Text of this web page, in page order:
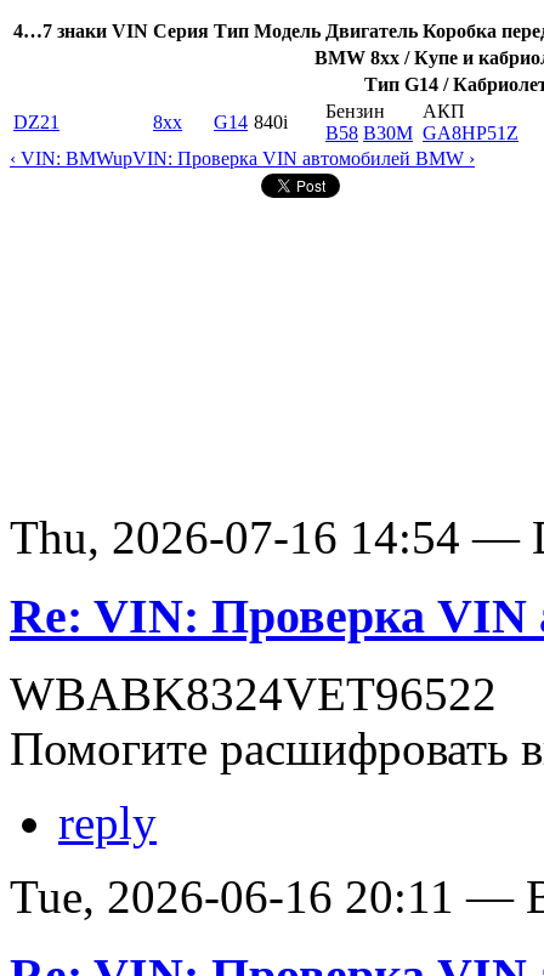
4…7 знаки VIN Серия Тип Модель Двигатель Коробка
BMW 8xx / Купе и
Тип G14 /
DZ21
8xx G14 840i
Бензин
B58 B30M
АКП
GA8HP51Z
‹ VIN: BMWupVIN: Проверка VIN автомобилей BMW ›
Thu, 2026-07-16 14:54 —
Re: VIN: Проверка VIN
WBABK8324VET96522
Помогите расшифровать
reply
Tue, 2026-06-16 20:11 —